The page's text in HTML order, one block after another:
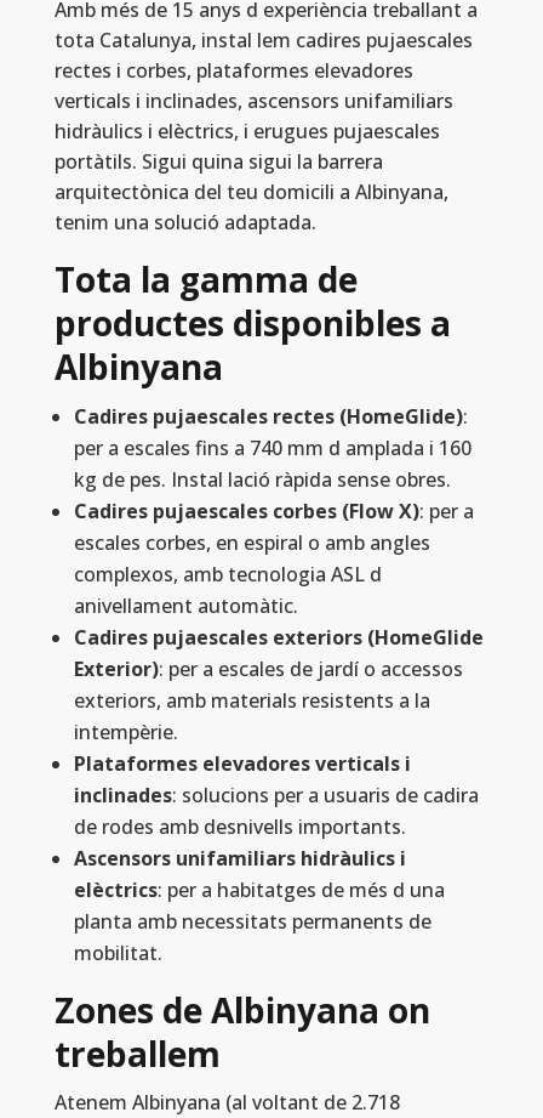
Amb més de 15 anys d experiència treballant a
tota Catalunya, instal lem cadires pujaescales
rectes i corbes, plataformes elevadores
verticals i inclinades, ascensors unifamiliars
hidràulics i elèctrics, i erugues pujaescales
portàtils. Sigui quina sigui la barrera
arquitectònica del teu domicili a Albinyana,
tenim una solució adaptada.
Tota la gamma de
productes disponibles a
Albinyana
Cadires pujaescales rectes (HomeGlide):
per a escales fins a 740 mm d amplada i 160
kg de pes. Instal lació ràpida sense obres.
Cadires pujaescales corbes (Flow X): per a
escales corbes, en espiral o amb angles
complexos, amb tecnologia ASL d
anivellament automàtic.
Cadires pujaescales exteriors (HomeGlide
Exterior): per a escales de jardí o accessos
exteriors, amb materials resistents a la
intempèrie.
Plataformes elevadores verticals i
inclinades: solucions per a usuaris de cadira
de rodes amb desnivells importants.
Ascensors unifamiliars hidràulics i
elèctrics: per a habitatges de més d una
planta amb necessitats permanents de
mobilitat.
Zones de Albinyana on
treballem
Atenem Albinyana (al voltant de 2.718